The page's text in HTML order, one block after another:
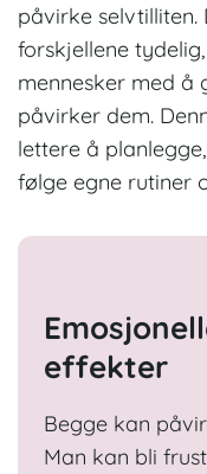
påvirke
forskjellene
mennesker med å
påvirker dem.
lettere å
følge egne rutiner
effekter
Begge kan
Man kan bli